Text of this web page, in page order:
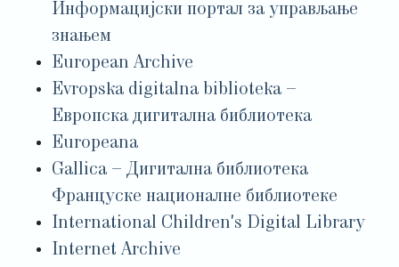
Информацијски портал за управљање
знањем
European Archive
Evropska digitalna biblioteka –
Европска дигитална библиотека
Europeana
Gallica – Дигитална библиотека
Француске националне библиотеке
International Children's Digital Library
Internet Archive